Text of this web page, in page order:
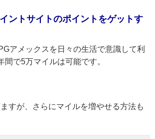
ントサイトのポイントをゲットす
アメックスを日々の生活で意識して利
間で5万マイルは可能です。
すが、さらにマイルを増やせる方法も